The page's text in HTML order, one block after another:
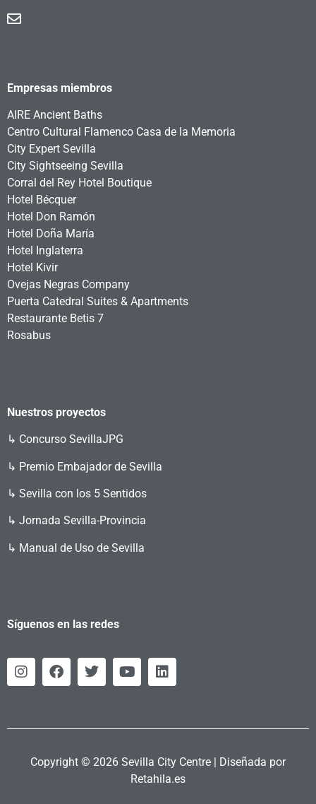
Empresas miembros
AIRE Ancient Baths
Centro Cultural Flamenco Casa de la Memoria
City Expert Sevilla
City Sightseeing Sevilla
Corral del Rey Hotel Boutique
Hotel Bécquer
Hotel Don Ramón
Hotel Doña María
Hotel Inglaterra
Hotel Kivir
Ovejas Negras Company
Puerta Catedral Suites & Apartments
Restaurante Betis 7
Rosabus
Nuestros proyectos
↳ Concurso SevillaJPG
↳ Premio Embajador de Sevilla
↳ Sevilla con los 5 Sentidos
↳ Jornada Sevilla-Provincia
↳ Manual de Uso de Sevilla
Síguenos en las redes
Copyright © 2026 Sevilla City Centre | Diseñada por
Retahila.es